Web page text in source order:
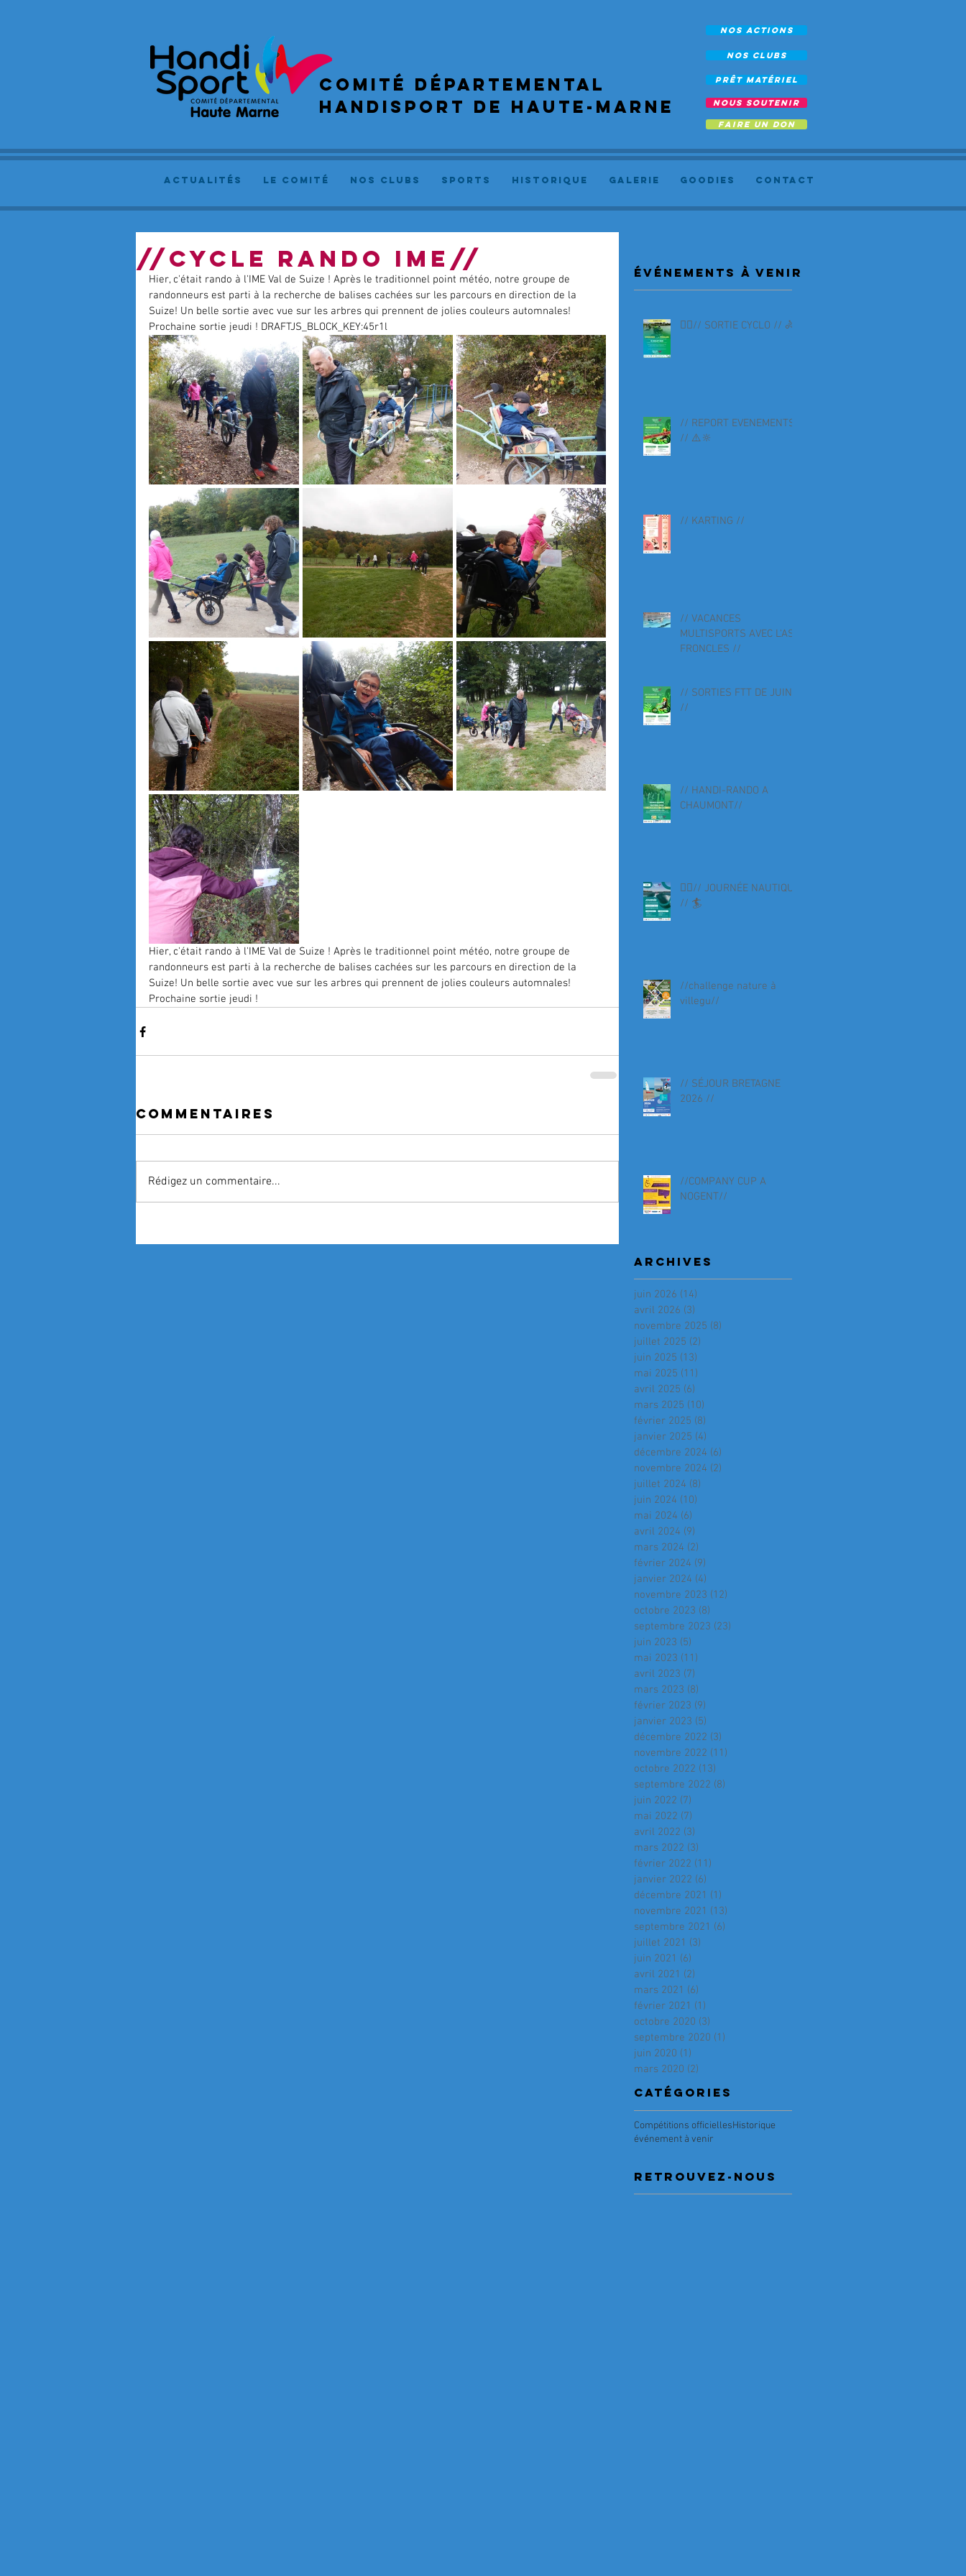
COMIté départemental
handisport de haute-marne
NOUS SOUTENIR
NOS ACTIONS
NOS CLUBS
prêt Matériel
FAIRE UN DON
actualités le comité NOS CLUBS SPORTS Historique GALERIE Goodies Contact
//CYCLE RANDO IME//
Hier, c'était rando à l'IME Val de Suize ! Après le traditionnel point météo, notre groupe de
randonneurs est parti à la recherche de balises cachées sur les parcours en direction de la
Suize! Un belle sortie avec vue sur les arbres qui prennent de jolies couleurs automnales!
Prochaine sortie jeudi ! DRAFTJS_BLOCK_KEY:45r1l
Hier, c'était rando à l'IME Val de Suize ! Après le traditionnel point météo, notre groupe de
randonneurs est parti à la recherche de balises cachées sur les parcours en direction de la
Suize! Un belle sortie avec vue sur les arbres qui prennent de jolies couleurs automnales!
Prochaine sortie jeudi !
Commentaires
Rédigez un commentaire...
événements à venir
🚴‍♀️// SORTIE CYCLO // 🚴
// REPORT EVENEMENTS
// ⚠️🔆
// KARTING //
// VACANCES
MULTISPORTS AVEC L'AS
FRONCLES //
// SORTIES FTT DE JUIN
//
// HANDI-RANDO A
CHAUMONT//
🏄‍♀️// JOURNÉE NAUTIQUE
// 🏄
//challenge nature à
villegu//
// SÉJOUR BRETAGNE
2026 //
//COMPANY CUP A
NOGENT//
ARCHIVES
juin 2026 (14)
avril 2026 (3)
novembre 2025 (8)
juillet 2025 (2)
juin 2025 (13)
mai 2025 (11)
avril 2025 (6)
mars 2025 (10)
février 2025 (8)
janvier 2025 (4)
décembre 2024 (6)
novembre 2024 (2)
juillet 2024 (8)
juin 2024 (10)
mai 2024 (6)
avril 2024 (9)
mars 2024 (2)
février 2024 (9)
janvier 2024 (4)
novembre 2023 (12)
octobre 2023 (8)
septembre 2023 (23)
juin 2023 (5)
mai 2023 (11)
avril 2023 (7)
mars 2023 (8)
février 2023 (9)
janvier 2023 (5)
décembre 2022 (3)
novembre 2022 (11)
octobre 2022 (13)
septembre 2022 (8)
juin 2022 (7)
mai 2022 (7)
avril 2022 (3)
mars 2022 (3)
février 2022 (11)
janvier 2022 (6)
décembre 2021 (1)
novembre 2021 (13)
septembre 2021 (6)
juillet 2021 (3)
juin 2021 (6)
avril 2021 (2)
mars 2021 (6)
février 2021 (1)
octobre 2020 (3)
septembre 2020 (1)
juin 2020 (1)
mars 2020 (2)
Catégories
Compétitions officiellesHistorique
événement à venir
RETRouvez-nous